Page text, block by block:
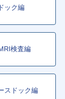
ック編
検査編
スドック編